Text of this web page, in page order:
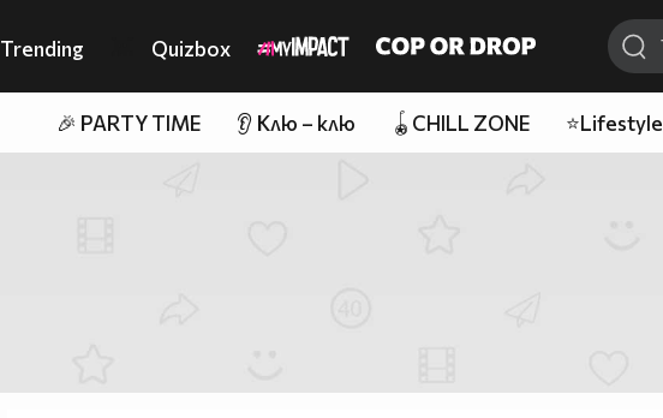
Trending Quizbox
🎉 PARTY TIME 👂 Клю – клю 🪀CHILL ZONE ⭐Lifestyle